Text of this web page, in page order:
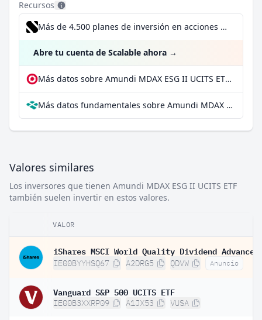
Recursos
Más de 4.500 planes de inversión en acciones desde 1 €
Abre tu cuenta de Scalable ahora →
Más datos sobre Amundi MDAX ESG II UCITS ETF en extraETF
Más datos fundamentales sobre Amundi MDAX ESG II UCITS ETF en Parqet
Valores similares
Los inversores que tienen Amundi MDAX ESG II UCITS ETF
también suelen invertir en estos valores.
VALOR
IE00BYYHSQ67 A2DRG5 QDVW Anuncio
Vanguard S&P 500 UCITS ETF
IE00B3XXRP09 A1JX53 VUSA